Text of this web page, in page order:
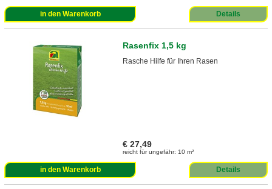
in den Warenkorb Details
Rasenfix 1,5 kg
Rasche Hilfe für Ihren Rasen
€ 27,49
reicht für ungefähr: 10 m²
in den Warenkorb Details